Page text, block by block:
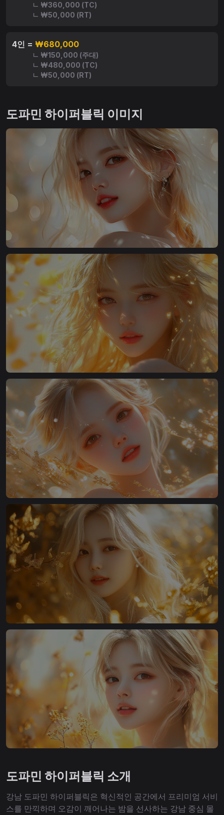
ㄴ ₩360,000 (TC)
ㄴ ₩50,000 (RT)
4인 = ₩680,000
ㄴ ₩150,000 (주대)
ㄴ ₩480,000 (TC)
ㄴ ₩50,000 (RT)
도파민 하이퍼블릭 이미지
도파민 하이퍼블릭 소개
강남 도파민 하이퍼블릭은 혁신적인 공간에서 프리미엄 서비
스를 만끽하며 오감이 깨어나는 밤을 선사하는 강남 중심 몰